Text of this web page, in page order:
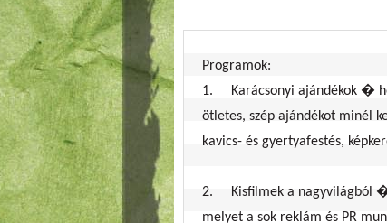
Programok:
1.	Karácsonyi ajándékok
ötletes, szép ajándékot minél
kavics- és gyertyafestés,
2.	Kisfilmek a
melyet a sok reklám és PR